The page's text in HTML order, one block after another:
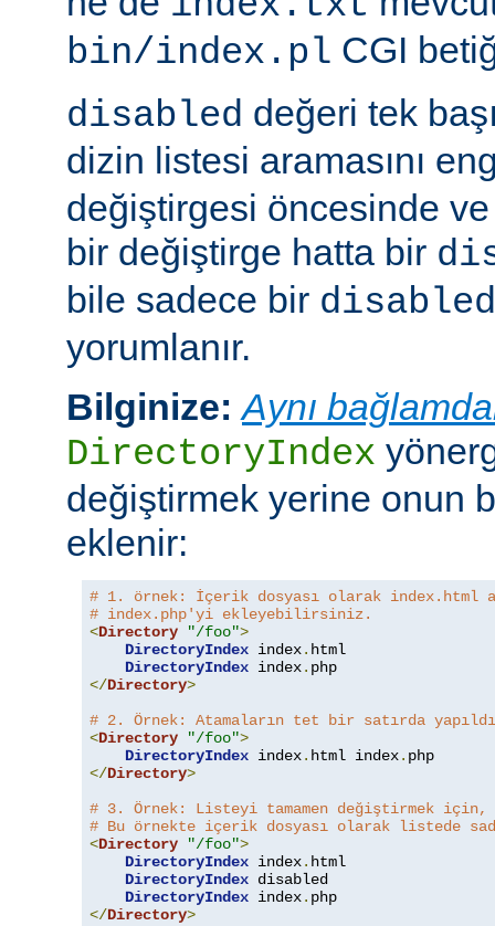
bin/index.pl CGI
disabled değeri tek
dizin listesi aramasını
değiştirgesi öncesinde
bir değiştirge hatta bir
bile sadece bir disabled
yorumlanır.
Bilginize: Aynı
DirectoryIndex
değiştirmek yerine onun
eklenir:
# 1. örnek: İçerik dosyası olarak index.html
# index.php'yi ekleyebilirsiniz.
<Directory "/foo">
DirectoryIndex index. html
DirectoryIndex index.
</Directory>
# 2. Örnek: Atamaların tet bir satırda
<Directory "/foo">
DirectoryIndex index. html index.
</Directory>
# 3. Örnek: Listeyi tamamen değiştirmek
# Bu örnekte içerik dosyası olarak listede
<Directory "/foo">
DirectoryIndex index. html
DirectoryIndex disabled
DirectoryIndex index.
</Directory>